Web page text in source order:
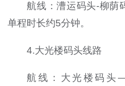
航线：漕运码头-柳荫
单程时长约5分钟。
4.大光楼码头线路
航线：大光楼码头